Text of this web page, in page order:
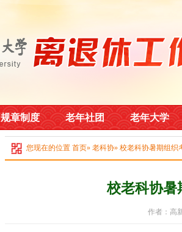
规章制度 老年社团 老年大学
您现在的位置 首页» 老科协» 校老科协暑期组织
校老科协暑
作者：高